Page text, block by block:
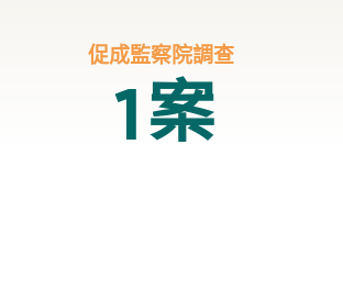
促成監察院調查
1案